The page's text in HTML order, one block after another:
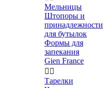
Мельницы
Штопоры и
принадлежности
для бутылок
Формы для
запекания
Gien France
 
Тарелки